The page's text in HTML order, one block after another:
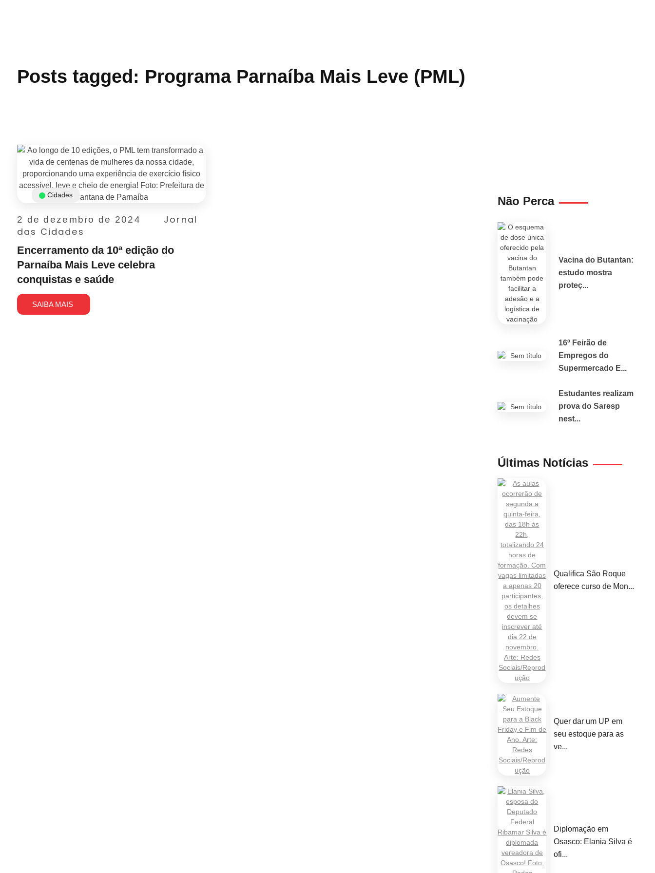
Posts tagged: Programa Parnaíba Mais Leve (PML)
2 de dezembro de 2024
Jornal
das Cidades
Cidades
Encerramento da 10ª edição do
Parnaíba Mais Leve celebra
conquistas e saúde
SAIBA MAIS
Não Perca
Vacina do Butantan:
estudo mostra
proteç...
16º Feirão de
Empregos do
Supermercado E...
Estudantes realizam
prova do Saresp
nest...
Últimas Notícias
Qualifica São Roque
oferece curso de Mon...
Quer dar um UP em
seu estoque para as
ve...
Diplomação em
Osasco: Elania Silva é
ofi...